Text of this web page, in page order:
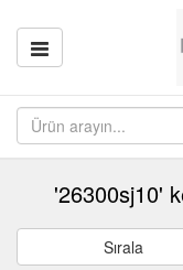
'26300sj10'
Sırala